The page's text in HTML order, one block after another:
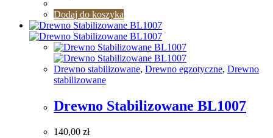
Dodaj do koszyka
Drewno stabilizowane, Drewno egzotyczne, Drewno
stabilizowane
Drewno Stabilizowane BL1007
140,00 zł